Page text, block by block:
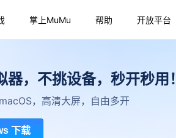
掌上MuMu 帮助 开放平台
，不挑设备，秒开秒用！
，高清大屏，自由多开
下载